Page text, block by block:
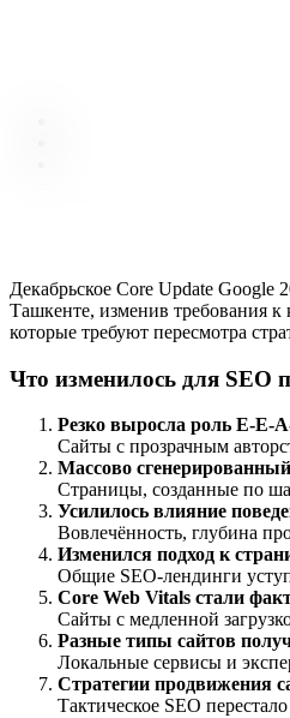
Декабрьское Core Update
Ташкенте, изменив требования к
которые требуют пересмотра
Что изменилось для SEO
Резко выросла роль E-E-
Сайты с прозрачным
Массово
Страницы, созданные по
Усилилось влияние
Вовлечённость, глубина
Изменился подход к
Общие SEO-лендинги
Core Web Vitals стали
Сайты с медленной
Разные типы сайтов
Локальные сервисы и
Стратегии продвижения
Тактическое SEO